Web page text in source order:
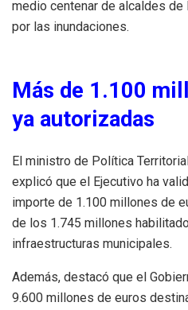
medio centenar de alcaldes
por las inundaciones.
Más de 1.100
ya autorizadas
El ministro de Política
explicó que el Ejecutivo ha
importe de 1.100 millones de
de los 1.745 millones
infraestructuras municipales.
Además, destacó que el
9.600 millones de euros